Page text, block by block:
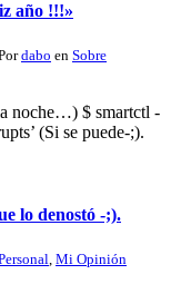
año !!!»
dabo en Sobre
noche…) $ smartctl -
(Si se puede-;).
lo denostó -;).
Mi Opinión